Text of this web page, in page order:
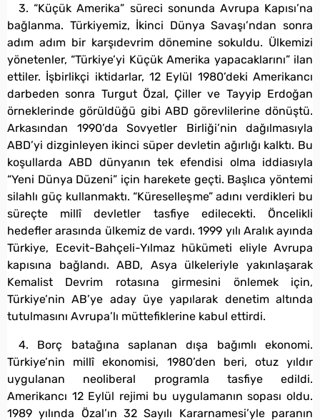
3. “Küçük Amerika” süreci sonunda Avrupa Kapısı’na
bağlanma. Türkiyemiz, İkinci Dünya Savaşı’ndan sonra
adım adım bir karşıdevrim dönemine sokuldu. Ülkemizi
yönetenler, “Türkiye’yi Küçük Amerika yapacaklarını” ilan
ettiler. İşbirlikçi iktidarlar, 12 Eylül 1980’deki Amerikancı
darbeden sonra Turgut Özal, Çiller ve Tayyip Erdoğan
örneklerinde görüldüğü gibi ABD görevlilerine dönüştü.
Arkasından 1990’da Sovyetler Birliği’nin dağılmasıyla
ABD’yi dizginleyen ikinci süper devletin ağırlığı kalktı. Bu
koşullarda ABD dünyanın tek efendisi olma iddiasıyla
“Yeni Dünya Düzeni” için harekete geçti. Başlıca yöntemi
silahlı güç kullanmaktı. “Küreselleşme” adını verdikleri bu
süreçte millî devletler tasfiye edilecekti. Öncelikli
hedefler arasında ülkemiz de vardı. 1999 yılı Aralık ayında
Türkiye, Ecevit-Bahçeli-Yılmaz hükümeti eliyle Avrupa
kapısına bağlandı. ABD, Asya ülkeleriyle yakınlaşarak
Kemalist Devrim rotasına girmesini önlemek için,
Türkiye’nin AB’ye aday üye yapılarak denetim altında
tutulmasını Avrupa’lı müttefiklerine kabul ettirdi.
4. Borç batağına saplanan dışa bağımlı ekonomi.
Türkiye’nin millî ekonomisi, 1980’den beri, otuz yıldır
uygulanan neoliberal programla tasfiye edildi.
Amerikancı 12 Eylül rejimi bu uygulamanın sopası oldu.
1989 yılında Özal’ın 32 Sayılı Kararnamesi’yle paranın